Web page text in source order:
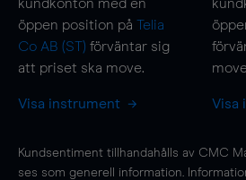
kundkonton med en
öppen position på Telia
Co AB (ST) förväntar sig
att priset ska move.
Visa instrument
move
Visa
Kundsentiment tillhandahålls av CMC
ses som generell information.